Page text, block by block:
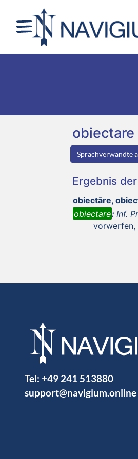
Sprachverwandte
Ergebnis
obiectāre,
obiectare: Inf.
vorwerfen,
Tel: +49 241 513880
support@navigium.online